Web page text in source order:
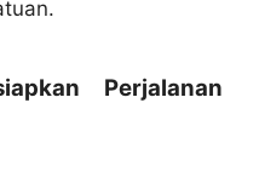
Perjalanan